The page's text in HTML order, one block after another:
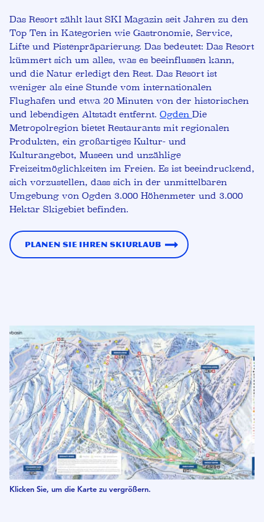
Das Resort zählt laut SKI Magazin seit Jahren zu den
Top Ten in Kategorien wie Gastronomie, Service,
Lifte und Pistenpräparierung. Das bedeutet: Das Resort
kümmert sich um alles, was es beeinflussen kann,
und die Natur erledigt den Rest. Das Resort ist
weniger als eine Stunde vom internationalen
Flughafen und etwa 20 Minuten von der historischen
und lebendigen Altstadt entfernt. Ogden Die
Metropolregion bietet Restaurants mit regionalen
Produkten, ein großartiges Kultur- und
Kulturangebot, Museen und unzählige
Freizeitmöglichkeiten im Freien. Es ist beeindruckend,
sich vorzustellen, dass sich in der unmittelbaren
Umgebung von Ogden 3.000 Höhenmeter und 3.000
Hektar Skigebiet befinden.
Planen Sie Ihren Skiurlaub
Klicken Sie, um die Karte zu vergrößern.